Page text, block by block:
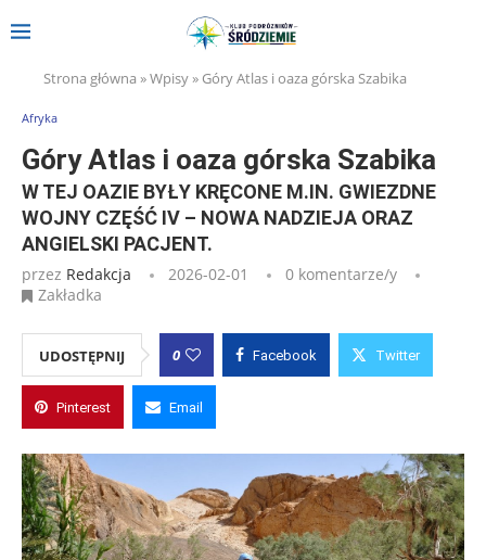
Strona główna »Wpisy» Góry Atlas i oaza górska Szabika
Afryka
Góry Atlas i oaza górska Szabika
W TEJ OAZIE BYŁY KRĘCONE M.IN. GWIEZDNE
WOJNY CZĘŚĆ IV – NOWA NADZIEJA ORAZ
ANGIELSKI PACJENT.
przez Redakcja 2026-02-01
0 komentarze/y
Zakładka
UDOSTĘPNIJ 0 Facebook Twitter
Pinterest Email